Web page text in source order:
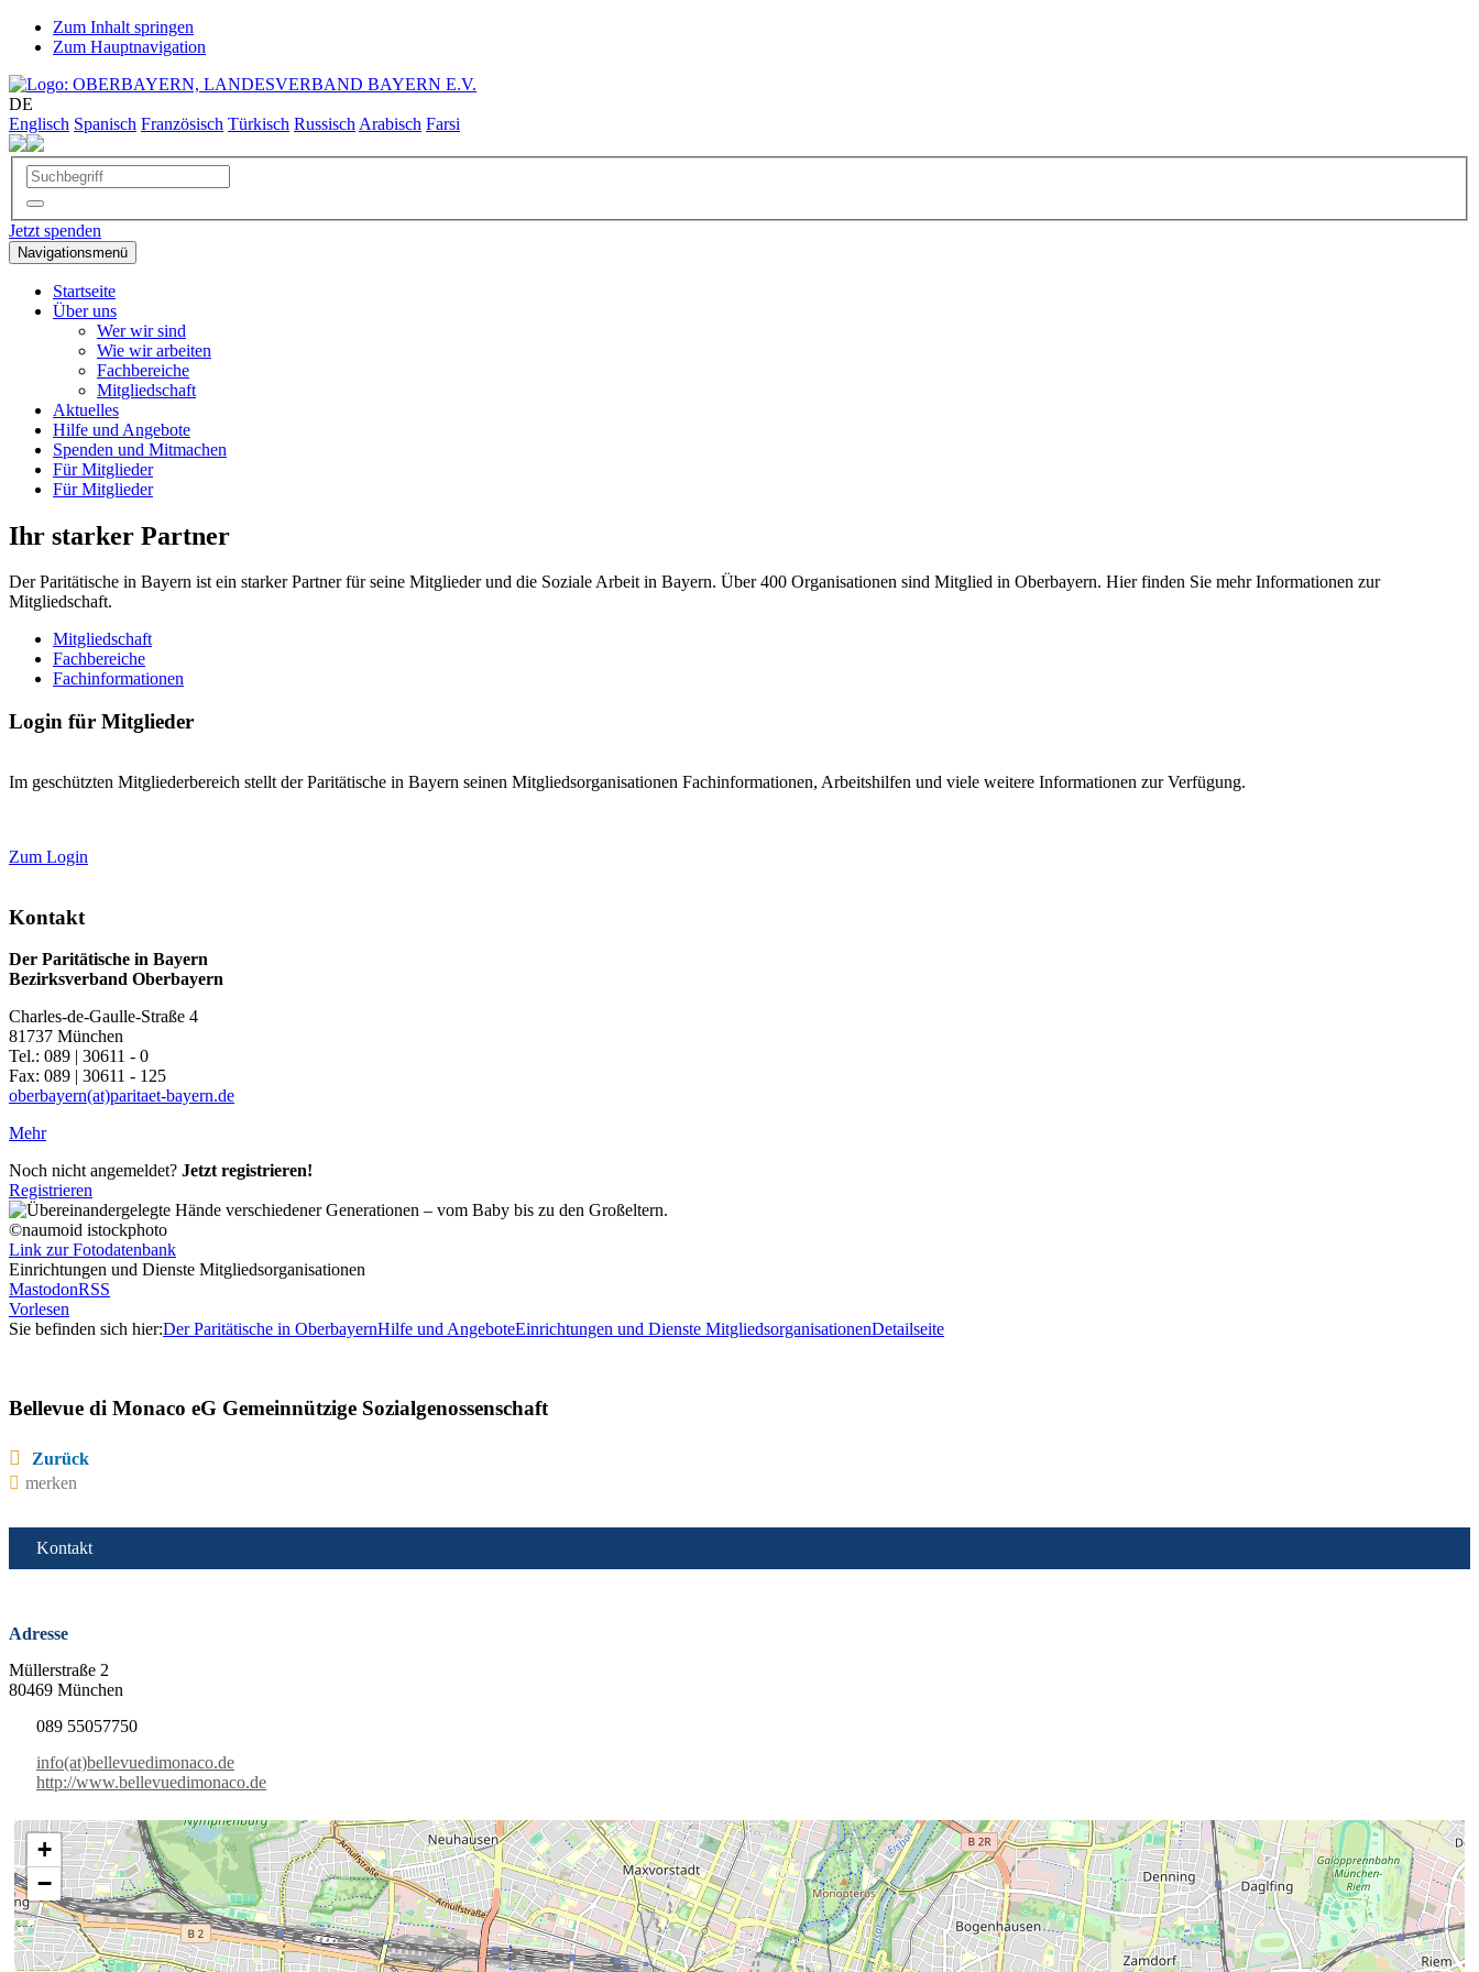
Zum Inhalt springen
Zum Hauptnavigation
DE
Englisch Spanisch Französisch Türkisch Russisch Arabisch Farsi
Jetzt spenden
Navigationsmenü
Startseite
Über uns
Wer wir sind
Wie wir arbeiten
Fachbereiche
Mitgliedschaft
Aktuelles
Hilfe und Angebote
Spenden und Mitmachen
Für Mitglieder
Für Mitglieder
Ihr starker Partner
Der Paritätische in Bayern ist ein starker Partner für seine Mitglieder und die Soziale Arbeit in Bayern. Über 400 Organisationen sind Mitglied in Oberbayern. Hier finden Sie mehr Informationen zur
Mitgliedschaft.
Mitgliedschaft
Fachbereiche
Fachinformationen
Login für Mitglieder
Im geschützten Mitgliederbereich stellt der Paritätische in Bayern seinen Mitgliedsorganisationen Fachinformationen, Arbeitshilfen und viele weitere Informationen zur Verfügung.
Zum Login
Kontakt
Der Paritätische in Bayern
Bezirksverband Oberbayern
Charles-de-Gaulle-Straße 4
81737 München
Tel.: 089 | 30611 - 0
Fax: 089 | 30611 - 125
oberbayern(at)paritaet-bayern.de
Mehr
Noch nicht angemeldet? Jetzt registrieren!
Registrieren
©naumoid istockphoto
Link zur Fotodatenbank
Einrichtungen und Dienste Mitgliedsorganisationen
MastodonRSS
Vorlesen
Sie befinden sich hier:Der Paritätische in OberbayernHilfe und AngeboteEinrichtungen und Dienste MitgliedsorganisationenDetailseite
Bellevue di Monaco eG Gemeinnützige Sozialgenossenschaft
Zurück
merken
Kontakt
Adresse
Müllerstraße 2
80469 München
089 55057750
info(at)bellevuedimonaco.de
http://www.bellevuedimonaco.de
+
−